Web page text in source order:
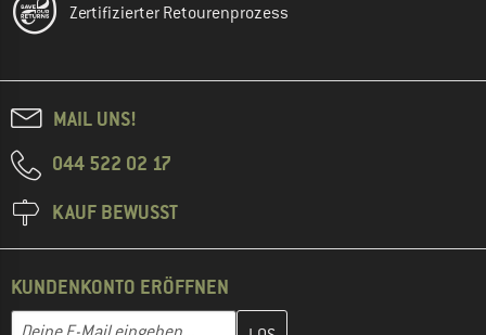
Zertifizierter Retourenprozess
MAIL UNS!
044 522 02 17
KAUF BEWUSST
KUNDENKONTO ERÖFFNEN
E-Mail-Adresse
Gib hier deine E-Mail-Adresse ein und erstelle im nächsten